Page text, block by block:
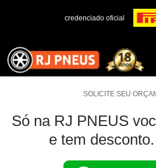
credenciado oficial
SOLICITE SEU
Só na RJ PNEUS
e tem desconto.